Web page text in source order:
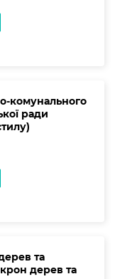
комунального
ради
та
дерев та